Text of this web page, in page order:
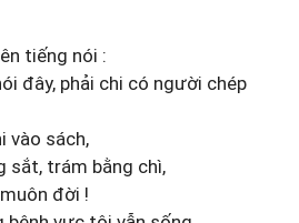
tiếng nói :
đây, phải chi có người chép
vào sách,
sắt, trám bằng chì,
đời !